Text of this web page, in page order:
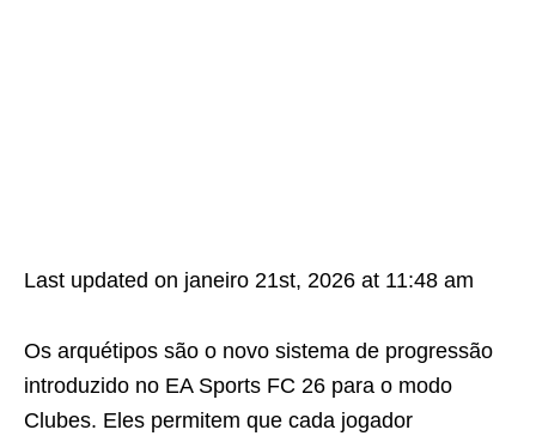
Last updated on janeiro 21st, 2026 at 11:48 am
Os arquétipos são o novo sistema de progressão
introduzido no EA Sports FC 26 para o modo
Clubes. Eles permitem que cada jogador